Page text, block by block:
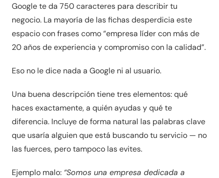
Google te da 750 caracteres para describir tu
negocio. La mayoría de las fichas desperdicia este
espacio con frases como “empresa líder con más de
20 años de experiencia y compromiso con la calidad”.
Eso no le dice nada a Google ni al usuario.
Una buena descripción tiene tres elementos: qué
haces exactamente, a quién ayudas y qué te
diferencia. Incluye de forma natural las palabras clave
que usaría alguien que está buscando tu servicio — no
las fuerces, pero tampoco las evites.
Ejemplo malo: “Somos una empresa dedicada a